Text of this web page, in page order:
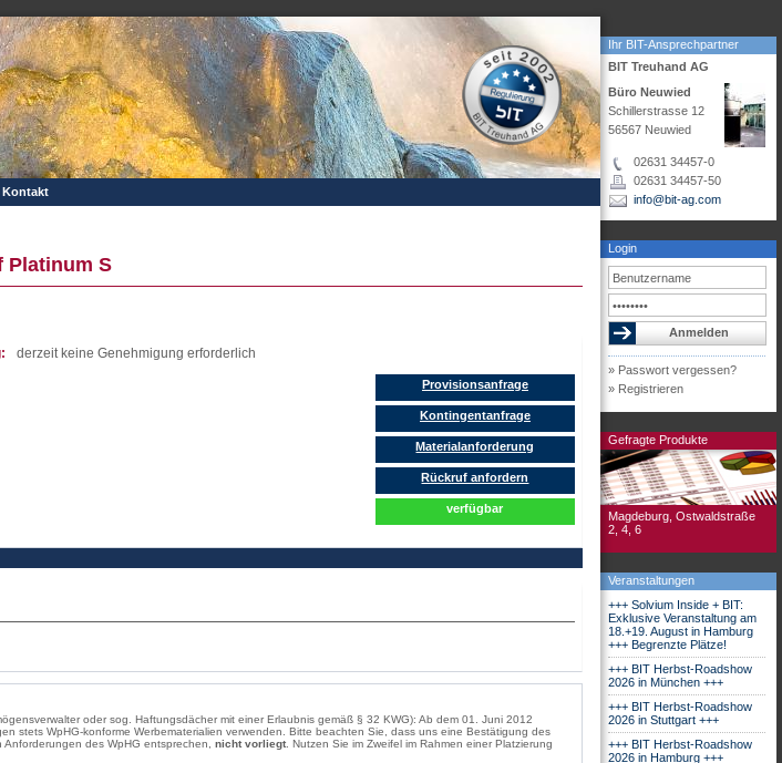
Ihr BIT-Ansprechpartner
BIT Treuhand AG
Büro Neuwied
Schillerstrasse 12
56567 Neuwied
02631 34457-0
02631 34457-50
info@bit-ag.com
Login
» Passwort vergessen?
» Registrieren
Gefragte Produkte
Magdeburg, Ostwaldstraße
2, 4, 6
Veranstaltungen
+++ Solvium Inside + BIT:
Exklusive Veranstaltung am
18.+19. August in Hamburg
+++ Begrenzte Plätze!
+++ BIT Herbst-Roadshow
2026 in München +++
+++ BIT Herbst-Roadshow
2026 in Stuttgart +++
+++ BIT Herbst-Roadshow
2026 in Hamburg +++
Kontakt
Platinum S
derzeit keine Genehmigung erforderlich
Provisionsanfrage
Kontingentanfrage
Materialanforderung
Rückruf anfordern
verfügbar
oder sog. Haftungsdächer mit einer Erlaubnis gemäß § 32 KWG): Ab dem 01. Juni 2012
stets WpHG-konforme Werbematerialien verwenden. Bitte beachten Sie, dass uns eine Bestätigung des
des WpHG entsprechen, nicht vorliegt . Nutzen Sie im Zweifel im Rahmen einer Platzierung